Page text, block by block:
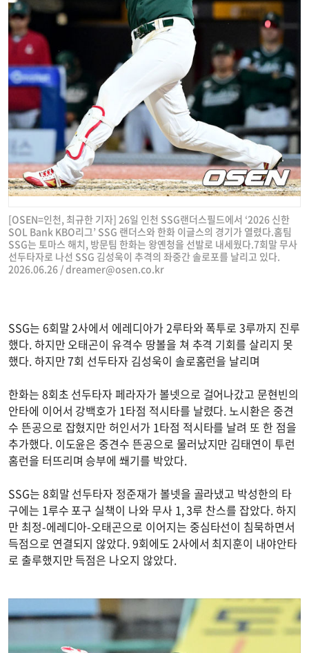
[OSEN=인천, 최규한 기자] 26일 인천 SSG랜더스필드에서 ‘2026 신한
SOL Bank KBO리그’ SSG 랜더스와 한화 이글스의 경기가 열렸다.홈팀
SSG는 토마스 해치, 방문팀 한화는 왕옌청을 선발로 내세웠다.7회말 무사
선두타자로 나선 SSG 김성욱이 추격의 좌중간 솔로포를 날리고 있다.
2026.06.26 /dreamer@osen.co.kr
SSG는 6회말 2사에서 에레디아가 2루타와 폭투로 3루까지 진루
했다. 하지만 오태곤이 유격수 땅볼을 쳐 추격 기회를 살리지 못
했다. 하지만 7회 선두타자 김성욱이 솔로홈런을 날리며
한화는 8회초 선두타자 페라자가 볼넷으로 걸어나갔고 문현빈의
안타에 이어서 강백호가 1타점 적시타를 날렸다. 노시환은 중견
수 뜬공으로 잡혔지만 허인서가 1타점 적시타를 날려 또 한 점을
추가했다. 이도윤은 중견수 뜬공으로 물러났지만 김태연이 투런
홈런을 터뜨리며 승부에 쐐기를 박았다.
SSG는 8회말 선두타자 정준재가 볼넷을 골라냈고 박성한의 타
구에는 1루수 포구 실책이 나와 무사 1, 3루 찬스를 잡았다. 하지
만 최정-에레디아-오태곤으로 이어지는 중심타선이 침묵하면서
득점으로 연결되지 않았다. 9회에도 2사에서 최지훈이 내야안타
로 출루했지만 득점은 나오지 않았다.